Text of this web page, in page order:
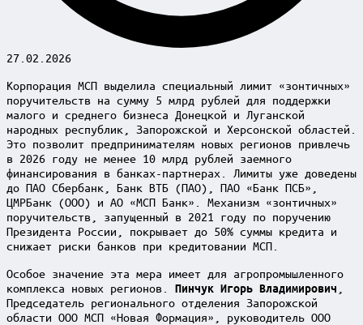
27.02.2026
Корпорация МСП выделила специальный лимит «зонтичных»
поручительств на сумму 5 млрд рублей для поддержки
малого и среднего бизнеса Донецкой и Луганской
народных республик, Запорожской и Херсонской областей.
Это позволит предпринимателям новых регионов привлечь
в 2026 году не менее 10 млрд рублей заемного
финансирования в банках-партнерах. Лимиты уже доведены
до ПАО Сбербанк, Банк ВТБ (ПАО), ПАО «Банк ПСБ»,
ЦМРБанк (ООО) и АО «МСП Банк». Механизм «зонтичных»
поручительств, запущенный в 2021 году по поручению
Президента России, покрывает до 50% суммы кредита и
снижает риски банков при кредитовании МСП.
Особое значение эта мера имеет для агропромышленного
комплекса новых регионов. Пинчук Игорь Владимирович
Председатель регионального отделения Запорожской
области ООО МСП «Новая Формация», руководитель ООО